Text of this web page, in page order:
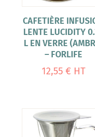
CAFETIÈRE
LENTE LUCIDITY
L EN VERRE
– FORLIFE
12,55 € HT